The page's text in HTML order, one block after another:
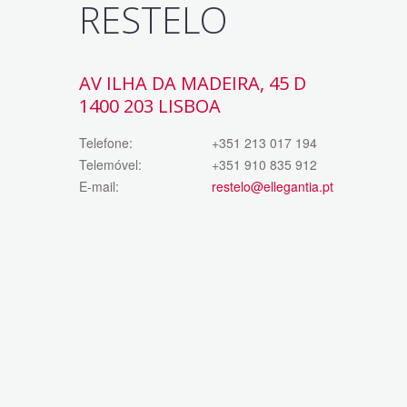
RESTELO
AV ILHA DA MADEIRA, 45 D
1400 203 LISBOA
Telefone:
+351 213 017 194
Telemóvel:
+351 910 835 912
E-mail:
restelo@ellegantia.pt